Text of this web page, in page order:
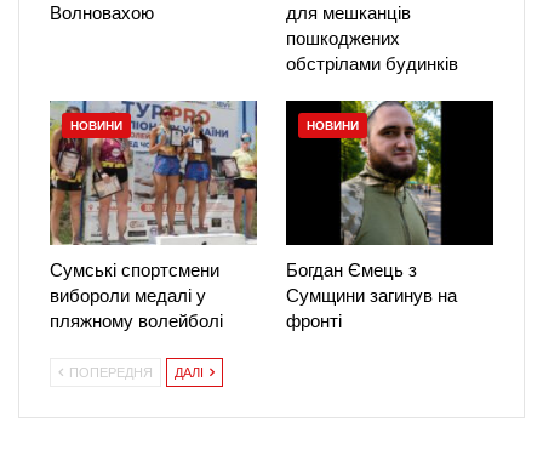
Волновахою
для мешканців
пошкоджених
обстрілами будинків
НОВИНИ
Сумські спортсмени
вибороли медалі у
пляжному волейболі
НОВИНИ
Богдан Ємець з
Сумщини загинув на
фронті
ПОПЕРЕДНЯ ДАЛІ